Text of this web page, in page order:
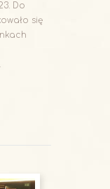
Do
się